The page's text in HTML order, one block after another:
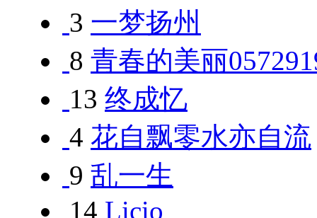
3 一梦扬州
8 青春的美丽
13 终成忆
4 花自飘零水亦自流
9 乱一生
14 Licio